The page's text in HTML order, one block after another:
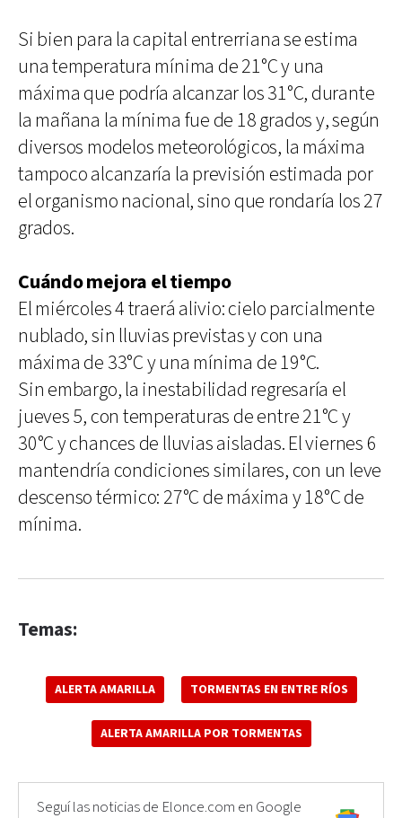
Si bien para la capital entrerriana se estima
una temperatura mínima de 21°C y una
máxima que podría alcanzar los 31°C, durante
la mañana la mínima fue de 18 grados y, según
diversos modelos meteorológicos, la máxima
tampoco alcanzaría la previsión estimada por
el organismo nacional, sino que rondaría los 27
grados.
Cuándo mejora el tiempo
El miércoles 4 traerá alivio: cielo parcialmente
nublado, sin lluvias previstas y con una
máxima de 33°C y una mínima de 19°C.
Sin embargo, la inestabilidad regresaría el
jueves 5, con temperaturas de entre 21°C y
30°C y chances de lluvias aisladas. El viernes 6
mantendría condiciones similares, con un leve
descenso térmico: 27°C de máxima y 18°C de
mínima.
Temas:
ALERTA AMARILLA TORMENTAS EN ENTRE RÍOS
ALERTA AMARILLA POR TORMENTAS
Seguí las noticias de Elonce.com en Google